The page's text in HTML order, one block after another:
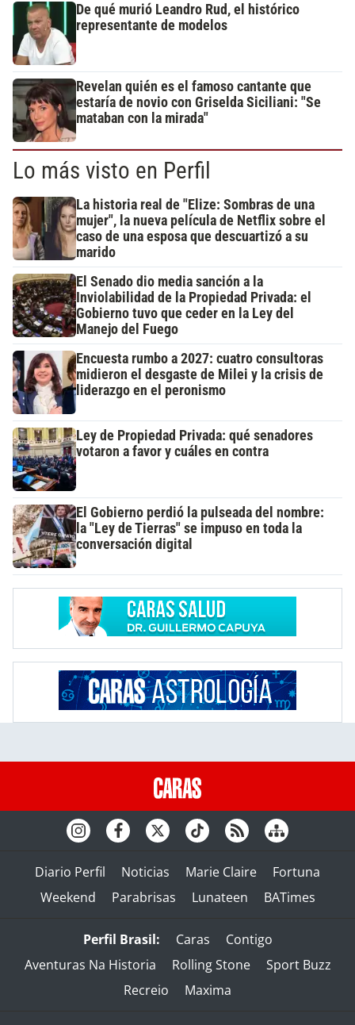
De qué murió Leandro Rud, el histórico
representante de modelos
Revelan quién es el famoso cantante que
estaría de novio con Griselda Siciliani: "Se
mataban con la mirada"
Lo más visto en Perfil
La historia real de "Elize: Sombras de una
mujer", la nueva película de Netflix sobre el
caso de una esposa que descuartizó a su
marido
El Senado dio media sanción a la
Inviolabilidad de la Propiedad Privada: el
Gobierno tuvo que ceder en la Ley del
Manejo del Fuego
Encuesta rumbo a 2027: cuatro consultoras
midieron el desgaste de Milei y la crisis de
liderazgo en el peronismo
Ley de Propiedad Privada: qué senadores
votaron a favor y cuáles en contra
El Gobierno perdió la pulseada del nombre:
la "Ley de Tierras" se impuso en toda la
conversación digital
Diario Perfil Noticias Marie Claire
Fortuna
Weekend
Parabrisas Lunateen BATimes
Perfil Brasil: Caras
Contigo
Aventuras Na Historia
Rolling Stone
Sport Buzz
Recreio
Maxima